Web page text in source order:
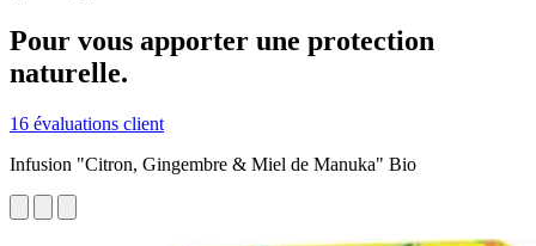
Pour vous apporter une protection
naturelle.
16 évaluations client
Infusion "Citron, Gingembre & Miel de Manuka" Bio